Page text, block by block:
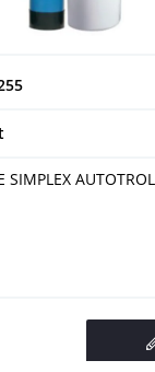
SIMPLEX